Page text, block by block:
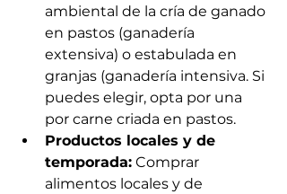
ambiental de la cría de ganado
en pastos (ganadería
extensiva) o estabulada en
granjas (ganadería intensiva. Si
puedes elegir, opta por una
por carne criada en pastos.
Productos locales y de
temporada: Comprar
alimentos locales y de